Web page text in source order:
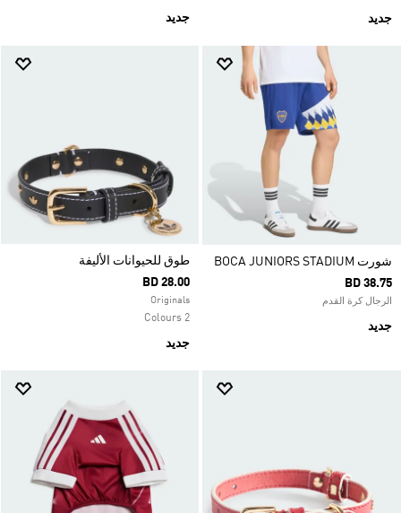
جديد جديد
شورت BOCA JUNIORS STADIUM
BD 38.75
الرجال كرة القدم
جديد
طوق للحيوانات الأليفة
BD 28.00
Originals
2 Colours
جديد